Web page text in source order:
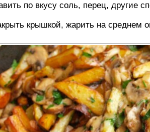
по вкусу соль, перец, другие
крышкой, жарить на среднем